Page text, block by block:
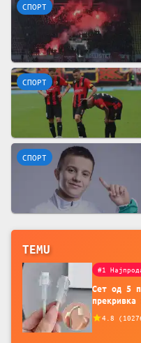
СПОРТ
СПОРТ
СПОРТ
TEMU
#1
Сет од 5
додатоци
батерија,
4.8 (